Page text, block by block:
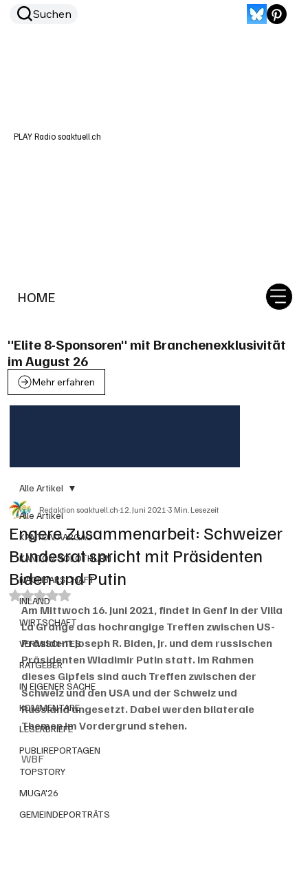
HOME
Suchen
PLAY Radio soaktuell.ch
"Elite 8-Sponsoren" mit Branchenexklusivität
im August 26
Mehr erfahren
Alle Artikel
KANTON AARGAU
KANTON SOLOTHURN
NACHBARSCHAFT
INLAND
WIRTSCHAFT
VERMISCHTES
RATGEBER
IN EIGENER SACHE
KOMMENTARE
LESERBRIEFE
PUBLIREPORTAGEN
TOPSTORY
MUGA'26
GEMEINDEPORTRÄTS
Alle Artikel
Engere Zusammenarbeit: Schweizer
Bundesrat spricht mit Präsidenten
Biden und Putin
Redaktion soaktuell.ch12. Juni 20213 Min. Lesezeit
Mit NaN von 5 Sternen bewertet.
Am Mittwoch 16. Juni 2021, findet in Genf in der Villa
La Grange das hochrangige Treffen zwischen US-
Präsident Joseph R. Biden, Jr. und dem russischen
Präsidenten Wladimir Putin statt. Im Rahmen
dieses Gipfels sind auch Treffen zwischen der
Schweiz und den USA und der Schweiz und
Russland angesetzt. Dabei werden bilaterale
Themen im Vordergrund stehen.
WBF